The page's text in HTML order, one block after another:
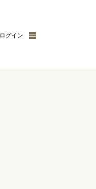
ログイン